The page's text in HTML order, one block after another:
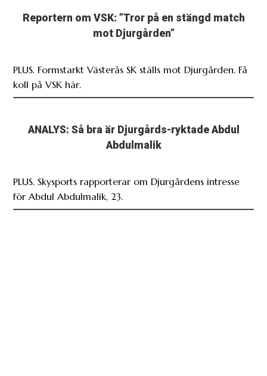
Reportern om VSK: ”Tror på en stängd match
mot Djurgården”
PLUS. Formstarkt Västerås SK ställs mot Djurgården. Få
koll på VSK här.
ANALYS: Så bra är Djurgårds-ryktade Abdul
Abdulmalik
PLUS. Skysports rapporterar om Djurgårdens intresse
för Abdul Abdulmalik, 23.